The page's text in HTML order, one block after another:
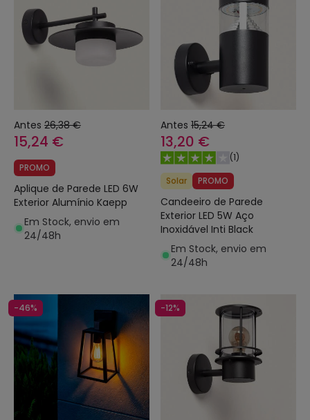
Antes 26,38 €
15,24 €
PROMO
Aplique de Parede LED 6W
Exterior Alumínio Kaepp
Em Stock, envio em
24/48h
Antes 15,24 €
13,20 €
(1)
Solar
PROMO
Candeeiro de Parede
Exterior LED 5W Aço
Inoxidável Inti Black
Em Stock, envio em
24/48h
-46% -12%